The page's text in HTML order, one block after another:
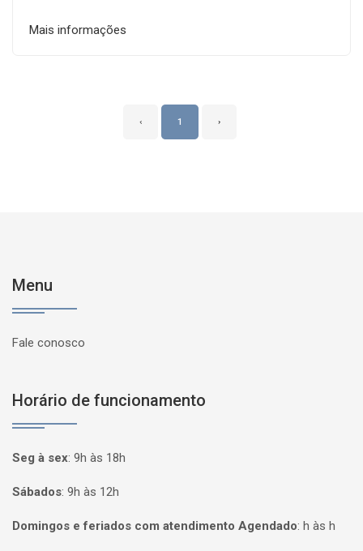
Mais informações
‹ 1 ›
Menu
Fale conosco
Horário de funcionamento
Seg à sex: 9h às 18h
Sábados: 9h às 12h
Domingos e feriados com atendimento Agendado: h às h